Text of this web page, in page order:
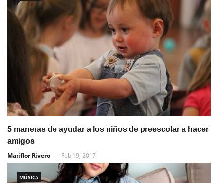
5 maneras de ayudar a los niños de preescolar a hacer
amigos
Mariflor Rivero
Feb 19, 2017
MÚSICA